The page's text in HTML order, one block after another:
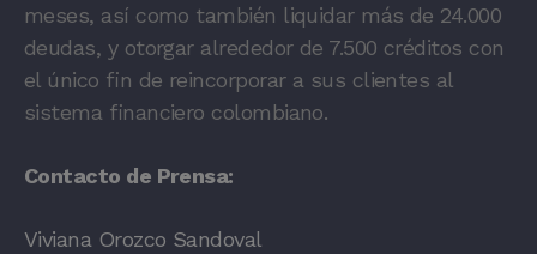
meses, así como también liquidar más de 24.000
deudas, y otorgar alrededor de 7.500 créditos con
el único fin de reincorporar a sus clientes al
sistema financiero colombiano.
Contacto de Prensa:
Viviana Orozco Sandoval